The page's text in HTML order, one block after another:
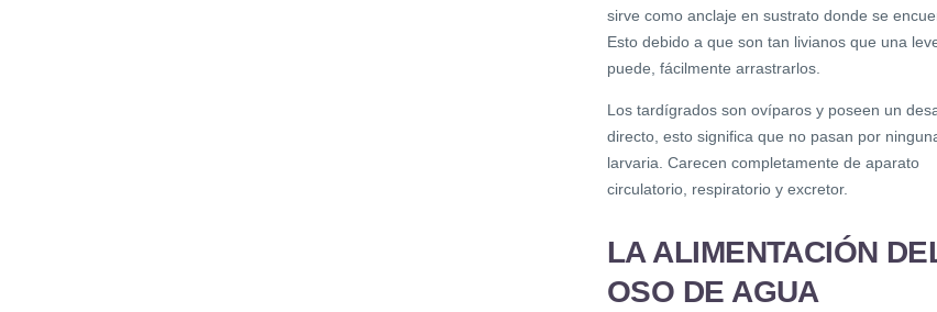
sirve como anclaje en sustrato donde se
Esto debido a que son tan livianos que una
puede, fácilmente arrastrarlos.
Los tardígrados son ovíparos y poseen un
directo, esto significa que no pasan por
larvaria. Carecen completamente de aparato
circulatorio, respiratorio y excretor.
LA ALIMENTACIÓN
OSO DE AGUA